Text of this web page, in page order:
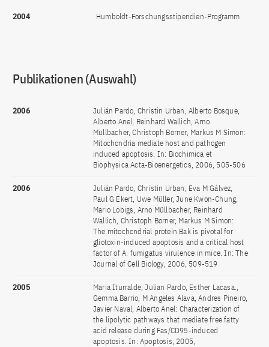
2004 Humboldt-Forschungsstipendien-Programm
Publikationen (Auswahl)
2006
Julián Pardo, Christin Urban, Alberto Bosque,
Alberto Anel, Reinhard Wallich, Arno
Müllbacher, Christoph Borner, Markus M Simon:
Mitochondria mediate host and pathogen
induced apoptosis. In: Biochimica et
Biophysica Acta-Bioenergetics, 2006, 505-506
2006
Julián Pardo, Christin Urban, Eva M Gálvez,
Paul G Ekert, Uwe Müller, June Kwon-Chung,
Mario Lobigs, Arno Müllbacher, Reinhard
Wallich, Christoph Borner, Markus M Simon:
The mitochondrial protein Bak is pivotal for
gliotoxin-induced apoptosis and a critical host
factor of A. fumigatus virulence in mice. In: The
Journal of Cell Biology, 2006, 509-519
2005
Maria Iturralde, Julian Pardo, Esther Lacasa.,
Gemma Barrio, M Angeles Alava, Andres Pineiro,
Javier Naval, Alberto Anel: Characterization of
the lipolytic pathways that mediate free fatty
acid release during Fas/CD95-induced
apoptosis. In: Apoptosis, 2005,